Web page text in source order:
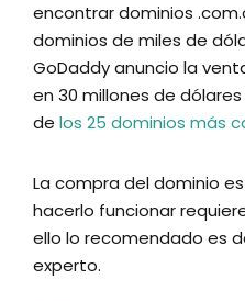
encontrar dominios
dominios de miles de
GoDaddy anuncio la
en 30 millones de
de los 25 dominios más
La compra del dominio
hacerlo funcionar
ello lo recomendado es
experto.